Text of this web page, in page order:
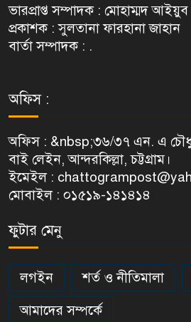
ভারপ্রাপ্ত সম্পাদক : মোহাম্মদ আইয়ুব
প্রকাশক : সুলতানা ফারহানা জাহান
বার্তা সম্পাদক : .
অফিস :
অফিস : &nbsp;৩৬/৩৭ এন. এ
বাই লেইন, আন্দরকিল্লা, চট্টগ্রাম।
ইমেইল :
মোবাইল : ০১৫১৯-১৪১৪১৪
ফুটার মেনু
লগইন শর্ত ও নীতিমালা
আমাদের সম্পর্কে